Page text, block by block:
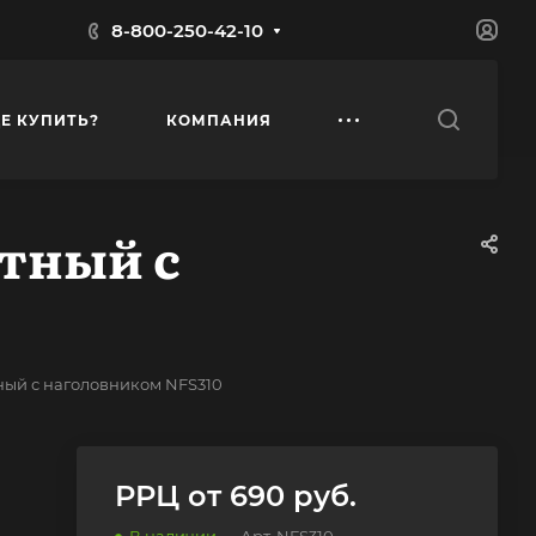
8-800-250-42-10
КУПИТЬ? КОМПАНИЯ
с
с наголовником NFS310
РРЦ от 690 руб.